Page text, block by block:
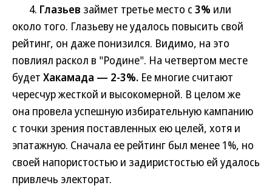
4. Глазьев займет третье место с 3% или
около того. Глазьеву не удалось повысить свой
рейтинг, он даже понизился. Видимо, на это
повлиял раскол в "Родине". На четвертом месте
будет Хакамада — 2-3%. Ее многие считают
чересчур жесткой и высокомерной. В целом же
она провела успешную избирательную кампанию
с точки зрения поставленных ею целей, хотя и
эпатажную. Сначала ее рейтинг был менее 1%, но
своей напористостью и задиристостью ей удалось
привлечь электорат.